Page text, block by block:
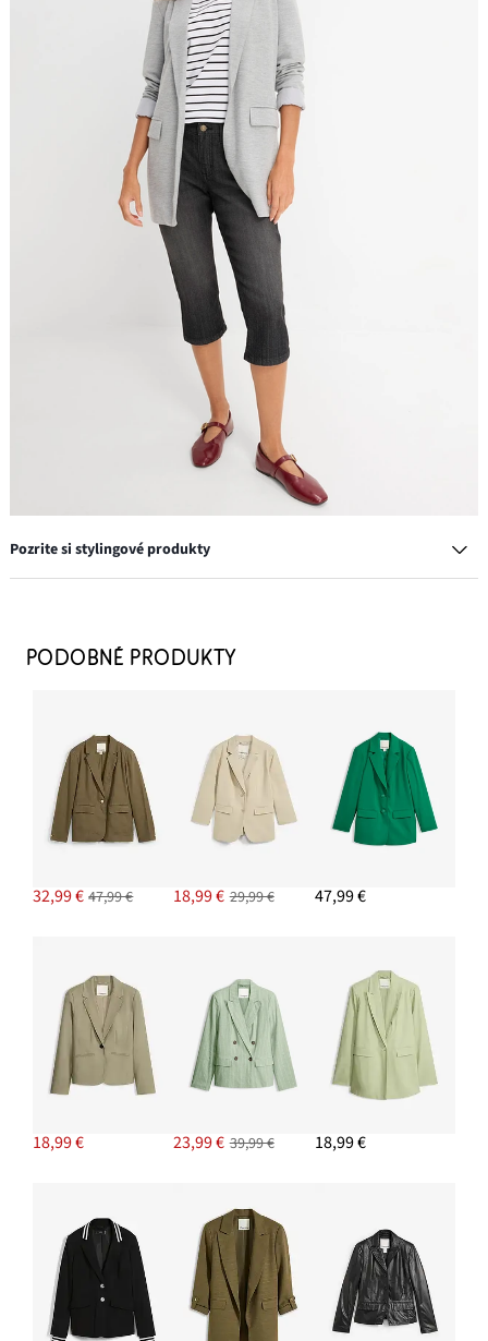
Pozrite si stylingové produkty
11,99 €
Napichovacie náušnice
7,99 €
PRIDAŤ DO KOŠÍKA
Tričko z čistej bavlny
PRIDAŤ DO KOŠÍKA
PODOBNÉ PRODUKTY
32,99 € 47,99 € 18,99 € 29,99 € 47,99 €
18,99 € 23,99 € 39,99 € 18,99 €